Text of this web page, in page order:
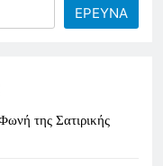
ΕΡΕΥΝΑ
της Σατιρικής